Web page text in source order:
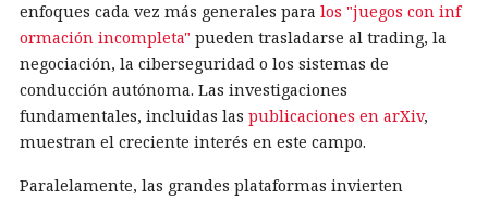
enfoques cada vez más generales para los "juegos con inf
ormación incompleta" pueden trasladarse al trading, la
negociación, la ciberseguridad o los sistemas de
conducción autónoma. Las investigaciones
fundamentales, incluidas las publicaciones en arXiv,
muestran el creciente interés en este campo.
Paralelamente, las grandes plataformas invierten